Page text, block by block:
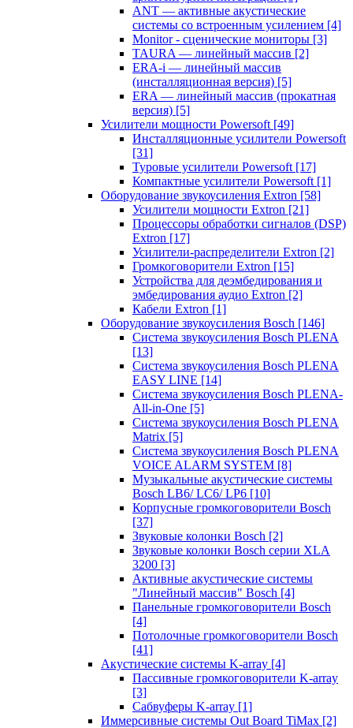
ANT — активные акустические
системы со встроенным усилением [4]
Monitor - сценические мониторы [3]
TAURA — линейный массив [2]
ERA-i — линейный массив
(инсталляционная версия) [5]
ERA — линейный массив (прокатная
версия) [5]
Усилители мощности Powersoft [49]
Инсталляционные усилители Powersoft
[31]
Туровые усилители Powersoft [17]
Компактные усилители Powersoft [1]
Оборудование звукоусиления Extron [58]
Усилители мощности Extron [21]
Процессоры обработки сигналов (DSP)
Extron [17]
Усилители-распределители Extron [2]
Громкоговорители Extron [15]
Устройства для деэмбедирования и
эмбедирования аудио Extron [2]
Кабели Extron [1]
Оборудование звукоусиления Bosch [146]
Система звукоусиления Bosch PLENA
[13]
Система звукоусиления Bosch PLENA
EASY LINE [14]
Система звукоусиления Bosch PLENA-
All-in-One [5]
Система звукоусиления Bosch PLENA
Matrix [5]
Система звукоусиления Bosch PLENA
VOICE ALARM SYSTEM [8]
Музыкальные акустические системы
Bosch LB6/ LC6/ LP6 [10]
Корпусные громкоговорители Bosch
[37]
Звуковые колонки Bosch [2]
Звуковые колонки Bosch серии XLA
3200 [3]
Активные акустические системы
"Линейный массив" Bosch [4]
Панельные громкоговорители Bosch
[4]
Потолочные громкоговорители Bosch
[41]
Акустические системы K-array [4]
Пассивные громкоговорители K-array
[3]
Сабвуферы K-array [1]
Иммерсивные системы Out Board TiMax [2]